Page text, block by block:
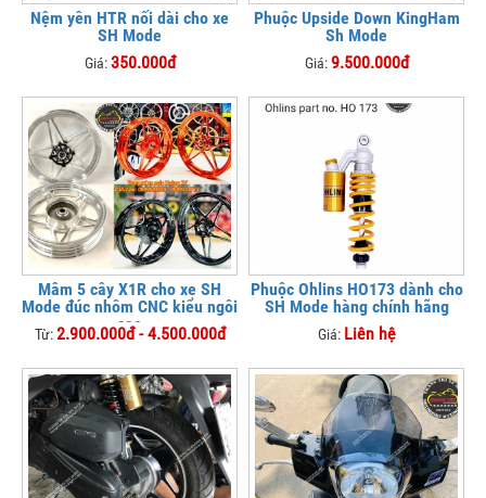
Nệm yên HTR nối dài cho xe
SH Mode
Giá:350.000đ
Phuộc Upside Down KingHam
Sh Mode
Giá:9.500.000đ
Mâm 5 cây X1R cho xe SH
Mode đúc nhôm CNC kiểu ngôi
sao
Từ:2.900.000đ - 4.500.000đ
Phuộc Ohlins HO173 dành cho
SH Mode hàng chính hãng
Giá: Liên hệ